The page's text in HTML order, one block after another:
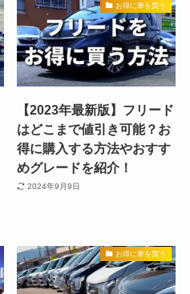
お得に車を買う
【2023年最新版】フリード
はどこまで値引き可能？お
得に購入する方法やおすす
めグレードを紹介！
2024年9月9日
お得に車を買う